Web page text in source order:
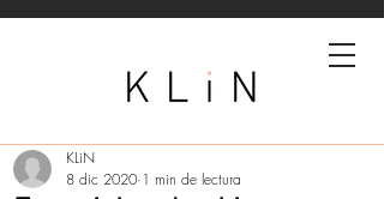
KLiN
8 dic 2020 1 min de lectura